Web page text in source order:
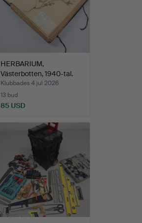
HERBARIUM,
Västerbotten, 1940-tal.
Klubbades 4 jul 2026
13 bud
85 USD